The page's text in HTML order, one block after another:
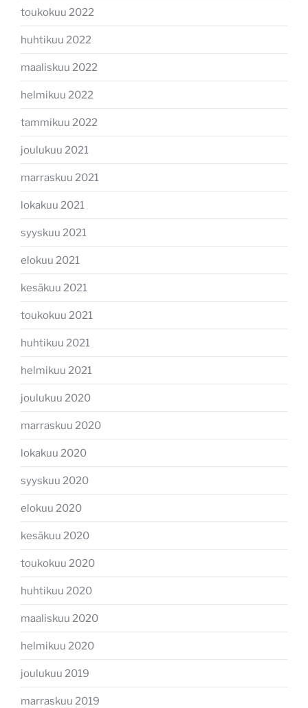
toukokuu 2022
huhtikuu 2022
maaliskuu 2022
helmikuu 2022
tammikuu 2022
joulukuu 2021
marraskuu 2021
lokakuu 2021
syyskuu 2021
elokuu 2021
kesäkuu 2021
toukokuu 2021
huhtikuu 2021
helmikuu 2021
joulukuu 2020
marraskuu 2020
lokakuu 2020
syyskuu 2020
elokuu 2020
kesäkuu 2020
toukokuu 2020
huhtikuu 2020
maaliskuu 2020
helmikuu 2020
joulukuu 2019
marraskuu 2019